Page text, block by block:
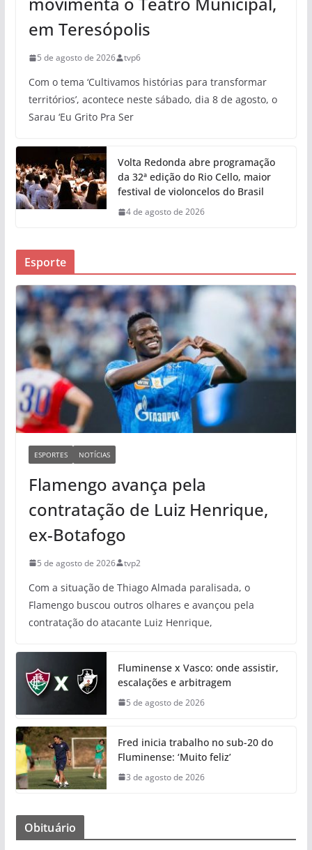
em Teresópolis
5 de agosto de 2026 tvp6
Com o tema ‘Cultivamos histórias para transformar
territórios’, acontece neste sábado, dia 8 de agosto, o
Sarau ‘Eu Grito Pra Ser
Volta Redonda abre programação
da 32ª edição do Rio Cello, maior
festival de violoncelos do Brasil
4 de agosto de 2026
Esporte
ESPORTES NOTÍCIAS
Flamengo avança pela
contratação de Luiz Henrique,
ex-Botafogo
5 de agosto de 2026 tvp2
Com a situação de Thiago Almada paralisada, o
Flamengo buscou outros olhares e avançou pela
contratação do atacante Luiz Henrique,
Fluminense x Vasco: onde assistir,
escalações e arbitragem
5 de agosto de 2026
Fred inicia trabalho no sub-20 do
Fluminense: ‘Muito feliz’
3 de agosto de 2026
Obituário